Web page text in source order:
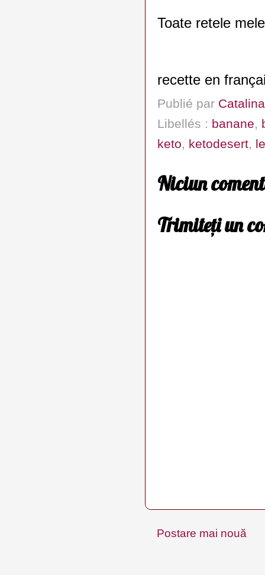
Toate retele
recette en
Publié par Catalina
Libellés : banane,
keto, ketodesert,
Niciun
Trimiteți un
Postare mai nouă